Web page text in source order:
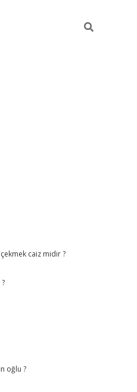
caiz midir ?
oğlu ?